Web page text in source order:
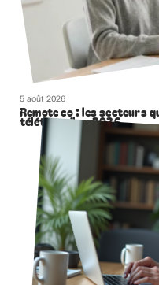
5 août 2026
Remote co : les secteurs
télétravail en 2026